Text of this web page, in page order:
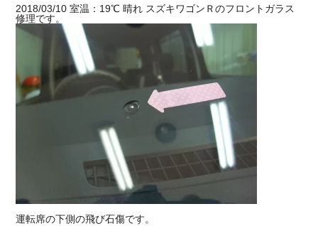
ご利用の流れ
価格
2018/03/10 室温：19℃ 晴れ スズキワゴンＲのフロントガラス
修理です。
運転席の下側の飛び石傷です。